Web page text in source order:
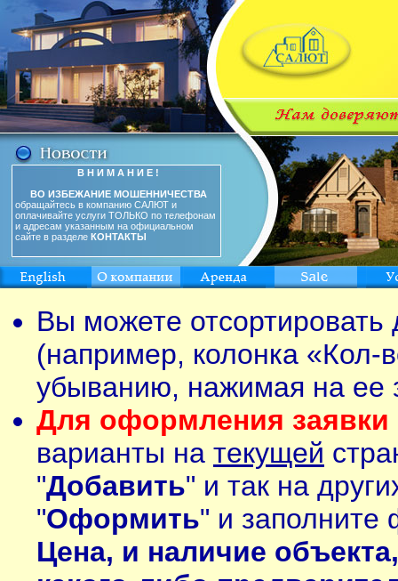
В Н И М А Н И Е !
ВО ИЗБЕЖАНИЕ МОШЕННИЧЕСТВА
обращайтесь в компанию САЛЮТ и
оплачивайте услуги ТОЛЬКО по телефонам
и адресам указанным на официальном
сайте в разделе КОНТАКТЫ
Вы можете
(например, колонка «Кол-
убыванию, нажимая на ее
Для оформления заявки
варианты на текущей
"Добавить" и так на
"Оформить" и заполните
Цена, и наличие